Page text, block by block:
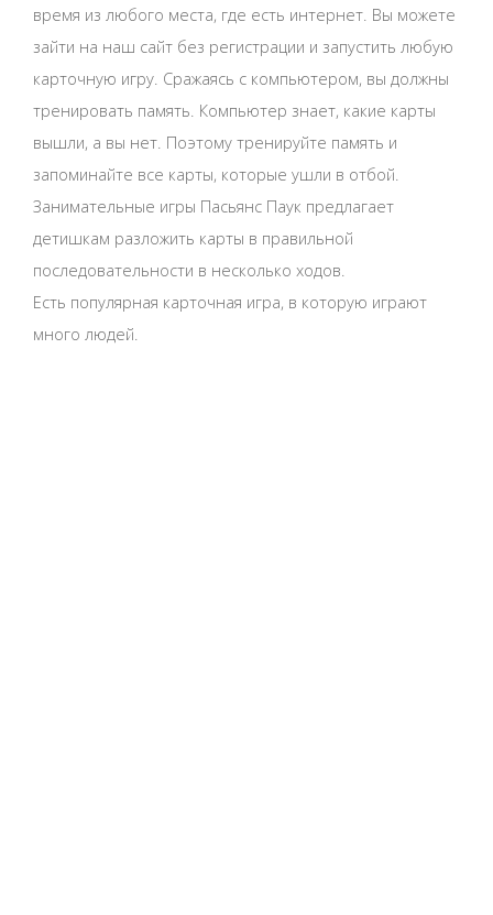
время из любого места, где есть интернет. Вы можете
зайти на наш сайт без регистрации и запустить любую
карточную игру. Сражаясь с компьютером, вы должны
тренировать память. Компьютер знает, какие карты
вышли, а вы нет. Поэтому тренируйте память и
запоминайте все карты, которые ушли в отбой.
Занимательные игры Пасьянс Паук предлагает
детишкам разложить карты в правильной
последовательности в несколько ходов.
Есть популярная карточная игра, в которую играют
много людей.